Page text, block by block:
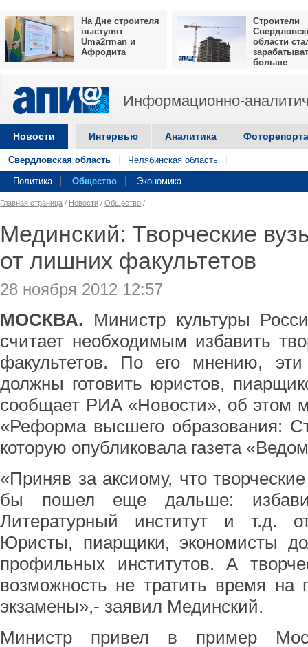
На Дне строителя
выступят
Uma2rman и
Афродита
Строители
области
больше
Информационно-
Новости Интервью Аналитика
Свердловская область Челябинская область
Политика Общество Экономика
Главная страница / Новости / Общество /
Мединский: Творческие
от лишних факультетов
28 ноября 2012 12:57
МОСКВА. Министр культуры
считает необходимым избавить
факультетов. По его мнению,
должны готовить юристов,
сообщает РИА «Новости», об этом
«Реформа высшего образования:
которую опубликовала газета
«Приняв за аксиому, что
бы пошел еще дальше:
Литературный институт и т.д.
Юристы, пиарщики, экономисты
профильных институтов. А
возможность не тратить время на
экзамены»,- заявил Мединский.
Министр привел в пример